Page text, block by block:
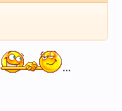
...